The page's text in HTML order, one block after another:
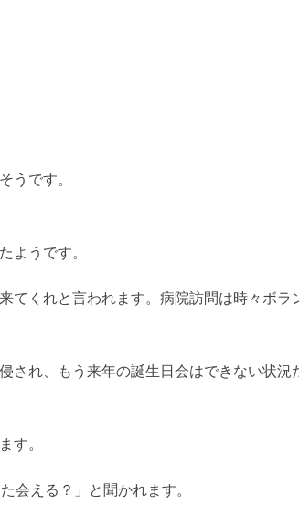
うです。
ようです。
てくれと言われます。病院訪問は時々ボラ
され、もう来年の誕生日会はできない状況
す。
会える？」と聞かれます。